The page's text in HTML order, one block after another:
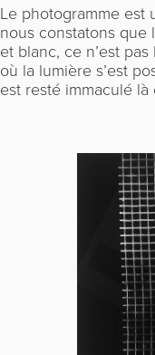
Le photogramme est
nous constatons
et blanc, ce n’est
où la lumière s’est
est resté immaculé là